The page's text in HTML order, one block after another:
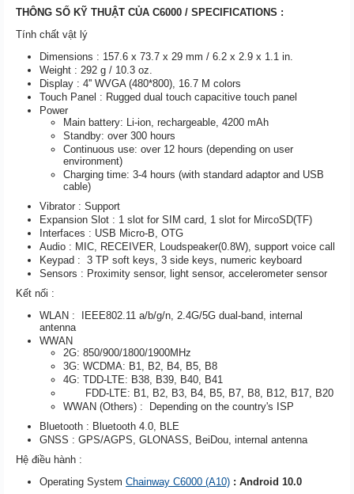
THÔNG SỐ KỸ THUẬT CỦA C6000 / SPECIFICATIONS :
Tính chất vật lý
Dimensions : 157.6 x 73.7 x 29 mm / 6.2 x 2.9 x 1.1 in.
Weight : 292 g / 10.3 oz.
Display : 4'' WVGA (480*800), 16.7 M colors
Touch Panel : Rugged dual touch capacitive touch panel
Power
Main battery: Li-ion, rechargeable, 4200 mAh
Standby: over 300 hours
Continuous use: over 12 hours (depending on user
environment)
Charging time: 3-4 hours (with standard adaptor and USB
cable)
Vibrator : Support
Expansion Slot : 1 slot for SIM card, 1 slot for MircoSD(TF)
Interfaces : USB Micro-B, OTG
Audio : MIC, RECEIVER, Loudspeaker(0.8W), support voice call
Keypad : 3 TP soft keys, 3 side keys, numeric keyboard
Sensors : Proximity sensor, light sensor, accelerometer sensor
Kết nối :
WLAN : IEEE802.11 a/b/g/n, 2.4G/5G dual-band, internal
antenna
WWAN
2G: 850/900/1800/1900MHz
3G: WCDMA: B1, B2, B4, B5, B8
4G: TDD-LTE: B38, B39, B40, B41
FDD-LTE: B1, B2, B3, B4, B5, B7, B8, B12, B17, B20
WWAN (Others) : Depending on the country's ISP
Bluetooth : Bluetooth 4.0, BLE
GNSS : GPS/AGPS, GLONASS, BeiDou, internal antenna
Hệ điều hành :
Operating System Chainway C6000 (A10) : Android 10.0